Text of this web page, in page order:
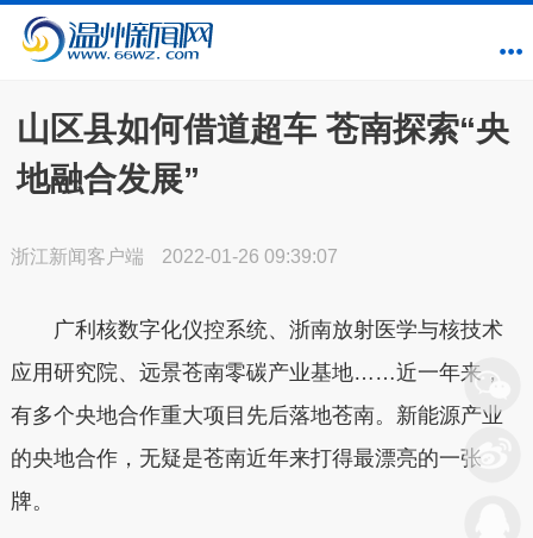
山区县如何借道超车 苍南探索“央
地融合发展”
浙江新闻客户端 2022-01-26 09:39:07
广利核数字化仪控系统、浙南放射医学与核技术
应用研究院、远景苍南零碳产业基地……近一年来，
有多个央地合作重大项目先后落地苍南。新能源产业
的央地合作，无疑是苍南近年来打得最漂亮的一张
牌。